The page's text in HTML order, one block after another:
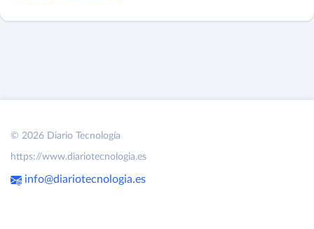
© 2026 Diario Tecnología
https://www.diariotecnologia.es
info@diariotecnologia.es